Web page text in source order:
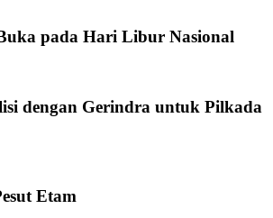
pada Hari Libur Nasional
dengan Gerindra untuk Pilkada
Etam